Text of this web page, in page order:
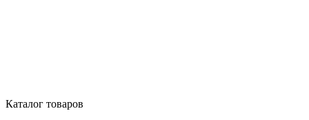
Каталог товаров